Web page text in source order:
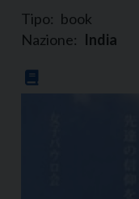
Tipo: book
Nazione: India